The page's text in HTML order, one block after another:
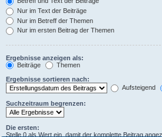
Nur im Text der Beiträge
Nur im Betreff der Themen
Nur im ersten Beitrag der Themen
Ergebnisse anzeigen als:
Beiträge
Themen
Ergebnisse sortieren nach:
Aufsteigend
Suchzeitraum begrenzen:
Die ersten:
Stelle 0 als Wert ein, damit der komplette Beitrag